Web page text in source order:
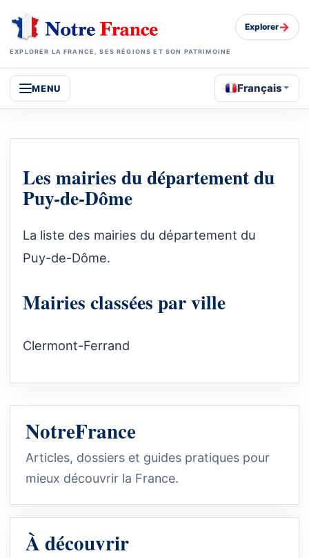
EXPLORER LA FRANCE, SES RÉGIONS ET SON PATRIMOINE
Explorer→
MENU Français
Les mairies du département du
Puy-de-Dôme
La liste des mairies du département du
Puy-de-Dôme.
Mairies classées par ville
Clermont-Ferrand
NotreFrance
Articles, dossiers et guides pratiques pour
mieux découvrir la France.
À découvrir